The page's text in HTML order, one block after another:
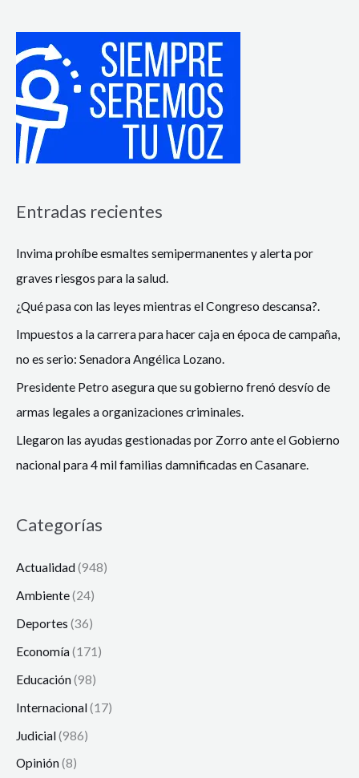
Entradas recientes
Invima prohíbe esmaltes semipermanentes y alerta por
graves riesgos para la salud.
¿Qué pasa con las leyes mientras el Congreso descansa?.
Impuestos a la carrera para hacer caja en época de campaña,
no es serio: Senadora Angélica Lozano.
Presidente Petro asegura que su gobierno frenó desvío de
armas legales a organizaciones criminales.
Llegaron las ayudas gestionadas por Zorro ante el Gobierno
nacional para 4 mil familias damnificadas en Casanare.
Categorías
Actualidad(948)
Ambiente(24)
Deportes (36)
Economía(171)
Educación(98)
Internacional(17)
Judicial(986)
Opinión(8)